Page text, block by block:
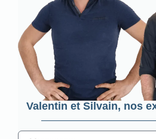
Valentin et Silvain, nos